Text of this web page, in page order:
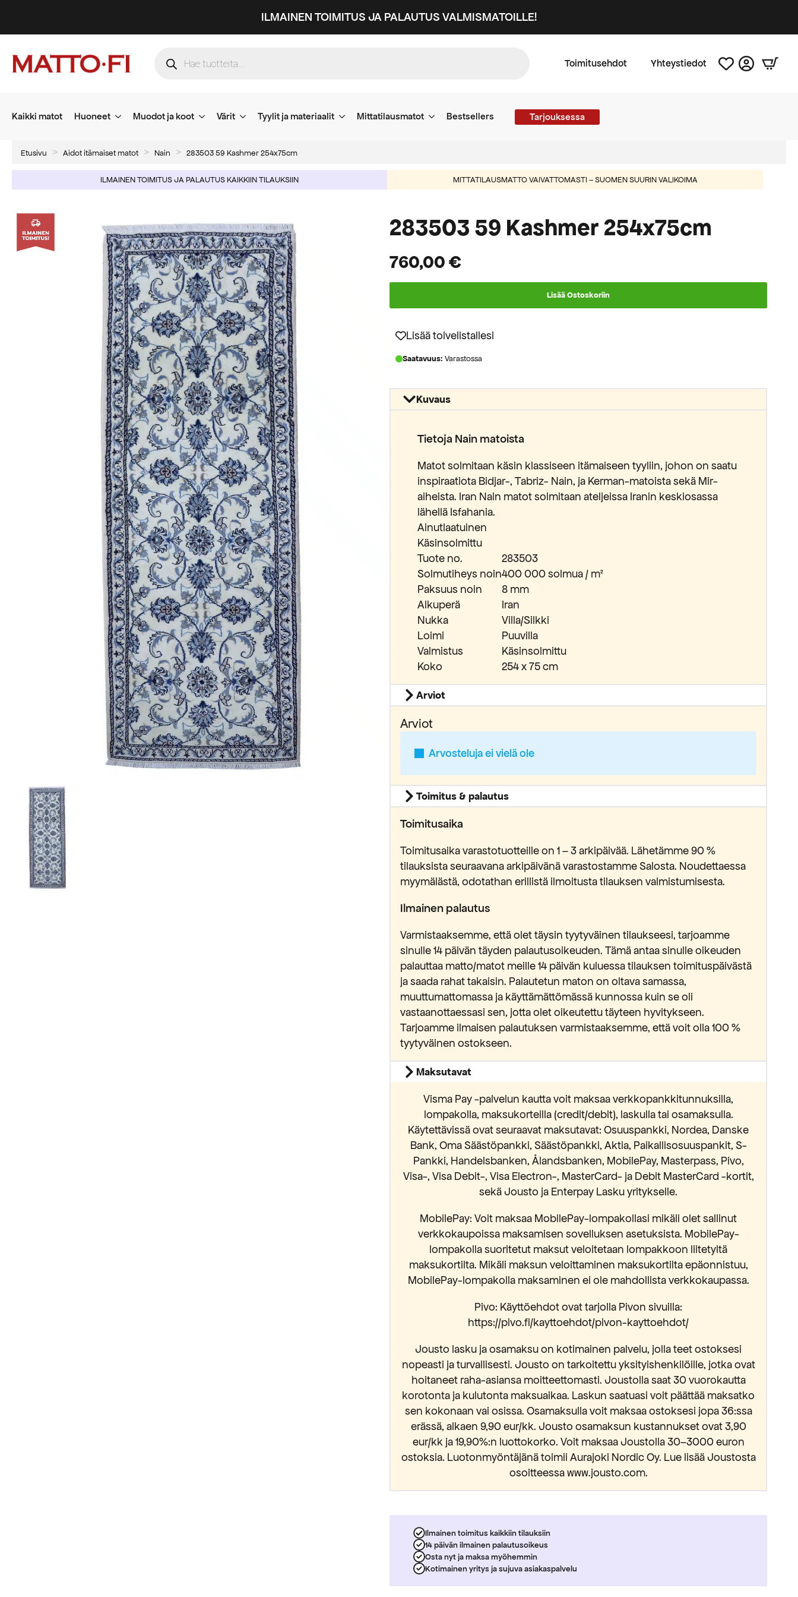
ILMAINEN TOIMITUS JA PALAUTUS VALMISMATOILLE!
search
Toimitusehdot Yhteystiedot
Kaikki matot Huoneet Muodot ja koot Värit Tyylit ja materiaalit Mittatilausmatot Bestsellers Tarjouksessa
Etusivu Aidot itämaiset matot Nain 283503 59 Kashmer 254x75cm
ILMAINEN TOIMITUS JA PALAUTUS KAIKKIIN TILAUKSIIN MITTATILAUSMATTO VAIVATTOMASTI – SUOMEN SUURIN VALIKOIMA
283503 59 Kashmer 254x75cm
760,00€
Lisää Ostoskoriin
Lisää toivelistallesi
Saatavuus: Varastossa
Kuvaus
Tietoja Nain matoista
Matot solmitaan käsin klassiseen itämaiseen tyyliin, johon on saatu
inspiraatiota Bidjar-, Tabriz- Nain, ja Kerman-matoista sekä Mir-
aiheista. Iran Nain matot solmitaan ateljeissa Iranin keskiosassa
lähellä Isfahania.
Ainutlaatuinen
Käsinsolmittu
Tuote no.
283503
Solmutiheys noin400 000 solmua / m²
Paksuus noin
8 mm
Alkuperä
Iran
Nukka
Villa/Silkki
Loimi
Puuvilla
Valmistus
Käsinsolmittu
Koko
254 x 75 cm
Arviot
Arviot
Arvosteluja ei vielä ole
Toimitus & palautus
Toimitusaika
Toimitusaika varastotuotteille on 1 – 3 arkipäivää. Lähetämme 90 %
tilauksista seuraavana arkipäivänä varastostamme Salosta. Noudettaessa
myymälästä, odotathan erillistä ilmoitusta tilauksen valmistumisesta.
Ilmainen palautus
Varmistaaksemme, että olet täysin tyytyväinen tilaukseesi, tarjoamme
sinulle 14 päivän täyden palautusoikeuden. Tämä antaa sinulle oikeuden
palauttaa matto/matot meille 14 päivän kuluessa tilauksen toimituspäivästä
ja saada rahat takaisin. Palautetun maton on oltava samassa,
muuttumattomassa ja käyttämättömässä kunnossa kuin se oli
vastaanottaessasi sen, jotta olet oikeutettu täyteen hyvitykseen.
Tarjoamme ilmaisen palautuksen varmistaaksemme, että voit olla 100 %
tyytyväinen ostokseen.
Maksutavat
Visma Pay -palvelun kautta voit maksaa verkkopankkitunnuksilla,
lompakolla, maksukorteilla (credit/debit), laskulla tai osamaksulla.
Käytettävissä ovat seuraavat maksutavat: Osuuspankki, Nordea, Danske
Bank, Oma Säästöpankki, Säästöpankki, Aktia, Paikallisosuuspankit, S-
Pankki, Handelsbanken, Ålandsbanken, MobilePay, Masterpass, Pivo,
Visa-, Visa Debit-, Visa Electron-, MasterCard- ja Debit MasterCard -kortit,
sekä Jousto ja Enterpay Lasku yritykselle.
MobilePay: Voit maksaa MobilePay-lompakollasi mikäli olet sallinut
verkkokaupoissa maksamisen sovelluksen asetuksista. MobilePay-
lompakolla suoritetut maksut veloitetaan lompakkoon liitetyltä
maksukortilta. Mikäli maksun veloittaminen maksukortilta epäonnistuu,
MobilePay-lompakolla maksaminen ei ole mahdollista verkkokaupassa.
Pivo: Käyttöehdot ovat tarjolla Pivon sivuilla:
https://pivo.fi/kayttoehdot/pivon-kayttoehdot/
Jousto lasku ja osamaksu on kotimainen palvelu, jolla teet ostoksesi
nopeasti ja turvallisesti. Jousto on tarkoitettu yksityishenkilöille, jotka ovat
hoitaneet raha-asiansa moitteettomasti. Joustolla saat 30 vuorokautta
korotonta ja kulutonta maksuaikaa. Laskun saatuasi voit päättää maksatko
sen kokonaan vai osissa. Osamaksulla voit maksaa ostoksesi jopa 36:ssa
erässä, alkaen 9,90 eur/kk. Jousto osamaksun kustannukset ovat 3,90
eur/kk ja 19,90%:n luottokorko. Voit maksaa Joustolla 30–3000 euron
ostoksia. Luotonmyöntäjänä toimii Aurajoki Nordic Oy. Lue lisää Joustosta
osoitteessa www.jousto.com.
Ilmainen toimitus kaikkiin tilauksiin
14 päivän ilmainen palautusoikeus
Osta nyt ja maksa myöhemmin
Kotimainen yritys ja sujuva asiakaspalvelu